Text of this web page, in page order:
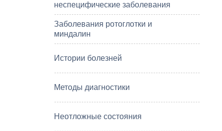
неспецифические заболевания
Заболевания ротоглотки и
миндалин
Истории болезней
Методы диагностики
Неотложные состояния